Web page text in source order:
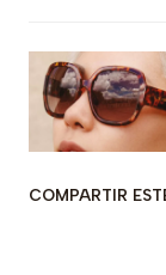
COMPARTIR